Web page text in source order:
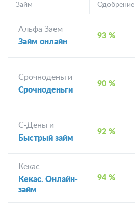
Займ Одобрение
Альфа Заём
Займ онлайн
93 %
Срочноденьги
Срочноденьги
90 %
С-Деньги
Быстрый займ
92 %
Кекас
Кекас. Онлайн-
займ
94 %